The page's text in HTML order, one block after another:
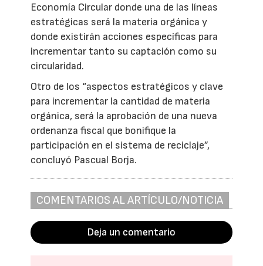
Economía Circular donde una de las líneas
estratégicas será la materia orgánica y
donde existirán acciones específicas para
incrementar tanto su captación como su
circularidad.
Otro de los “aspectos estratégicos y clave
para incrementar la cantidad de materia
orgánica, será la aprobación de una nueva
ordenanza fiscal que bonifique la
participación en el sistema de reciclaje”,
concluyó Pascual Borja.
COMENTARIOS AL ARTÍCULO/NOTICIA
Deja un comentario